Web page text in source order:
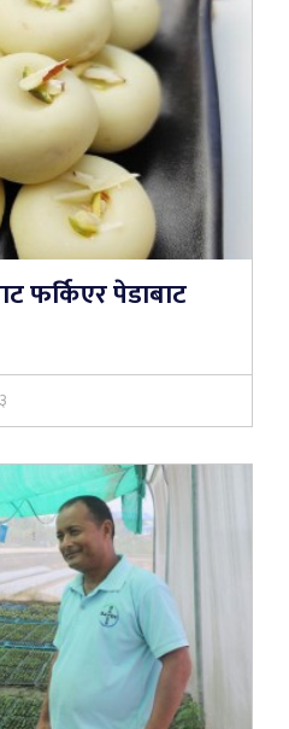
फर्किएर पेडाबाट